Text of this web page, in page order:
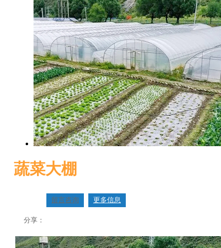
蔬菜大棚
留言咨询 更多信息
分享：